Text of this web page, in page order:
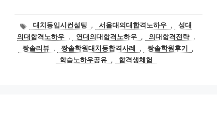
태
그
대치동입시컨설팅 , 서울대의대합격노하우 ,
성대
의대합격노하우 , 연대의대합격노하우 , 의대합격전략 ,
짱솔리뷰 , 짱솔학원대치동합격사례 , 짱솔학원후기
,
학습노하우공유 , 합격생체험